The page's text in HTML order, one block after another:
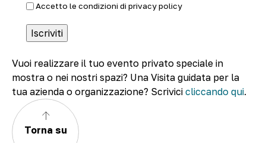
Accetto le condizioni di privacy policy
Vuoi realizzare il tuo evento privato speciale in
mostra o nei nostri spazi? Una Visita guidata per la
tua azienda o organizzazione? Scrivici cliccando qui.
Torna su